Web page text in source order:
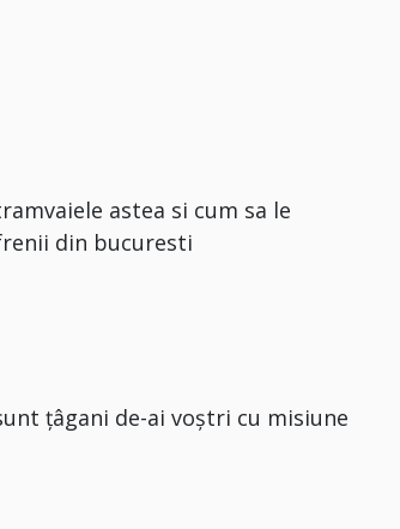
astea si cum sa le
din bucuresti
țâgani de-ai voștri cu misiune